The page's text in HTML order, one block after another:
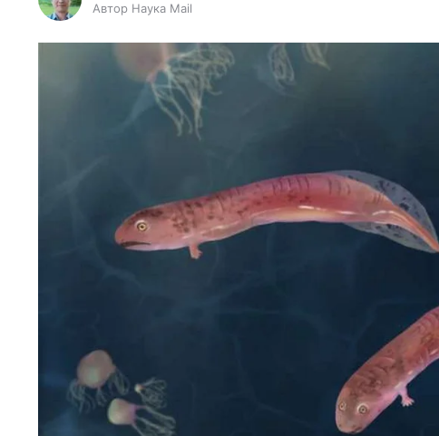
Автор Наука Mail